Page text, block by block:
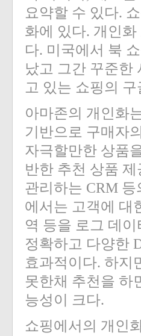
요약할 수 있다.
화에 있다. 개인
다. 미국에서 북
났고 그간 꾸준한
고 있는 쇼핑의
아마존의 개인화
기반으로 구매자
자극할만한 상품
반한 추천 상품
관리하는 CRM
에서는 고객에 대
역 등을 로그 데
정확하고 다양한
효과적이다. 하지
못한채 추천을 하
능성이 크다.
쇼핑에서의 개인